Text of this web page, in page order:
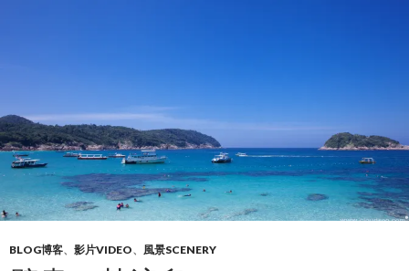
BLOG博客、 影片VIDEO、 風景SCENERY